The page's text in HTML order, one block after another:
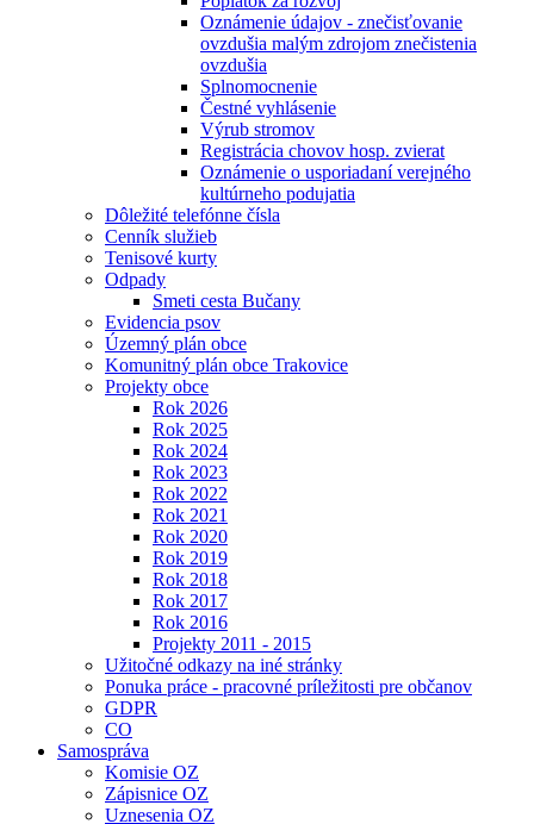
Oznámenie údajov - znečisťovanie
ovzdušia malým zdrojom znečistenia
ovzdušia
Splnomocnenie
Čestné vyhlásenie
Výrub stromov
Registrácia chovov hosp. zvierat
Oznámenie o usporiadaní verejného
kultúrneho podujatia
Dôležité telefónne čísla
Cenník služieb
Tenisové kurty
Odpady
Smeti cesta Bučany
Evidencia psov
Územný plán obce
Komunitný plán obce Trakovice
Projekty obce
Rok 2026
Rok 2025
Rok 2024
Rok 2023
Rok 2022
Rok 2021
Rok 2020
Rok 2019
Rok 2018
Rok 2017
Rok 2016
Projekty 2011 - 2015
Užitočné odkazy na iné stránky
Ponuka práce - pracovné príležitosti pre občanov
GDPR
CO
Samospráva
Komisie OZ
Zápisnice OZ
Uznesenia OZ